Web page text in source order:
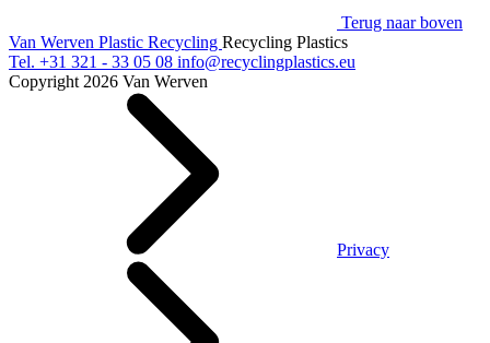
Terug naar boven
Van Werven Plastic Recycling Recycling Plastics
Tel. +31 321 - 33 05 08 info@recyclingplastics.eu
Copyright 2026 Van Werven
Privacy